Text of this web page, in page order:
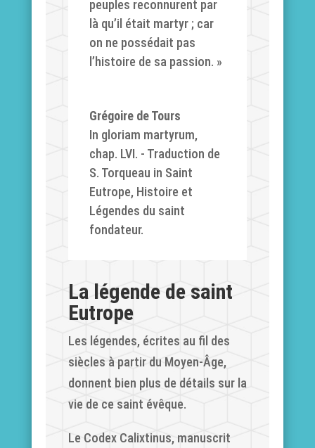
peuples reconnurent par
là qu’il était martyr ; car
on ne possédait pas
l’histoire de sa passion. »
Grégoire de Tours
In gloriam martyrum,
chap. LVI. - Traduction de
S. Torqueau in Saint
Eutrope, Histoire et
Légendes du saint
fondateur.
La légende de saint
Eutrope
Les légendes, écrites au fil des
siècles à partir du Moyen-Âge,
donnent bien plus de détails sur la
vie de ce saint évêque.
Le Codex Calixtinus, manuscrit